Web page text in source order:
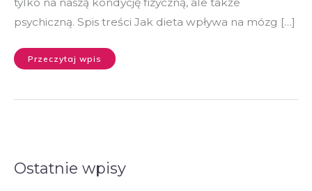
psychiczną. Spis treści Jak dieta wpływa na mózg […]
Przeczytaj wpis
Ostatnie wpisy